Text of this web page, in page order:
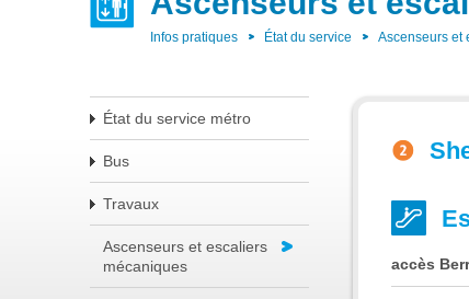
Infos pratiques État du service Ascenseurs et
État du service métro
Bus
Travaux
Ascenseurs et escaliers
mécaniques
accès